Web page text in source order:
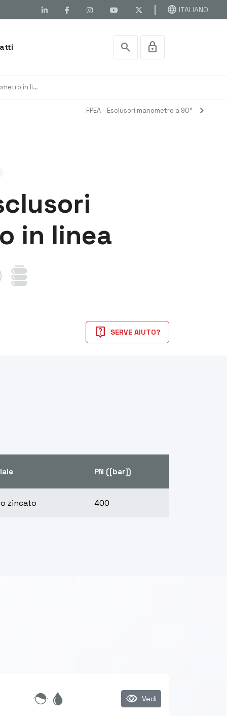
language ITALIANO
search lock
FT 290 - Esclusori manometro in linea
FPEA - Esclusori manometro a 90° chevron_right
in linea
live_help SERVE AIUTO?
PN ([bar])
zincato 400
visibility Vedi